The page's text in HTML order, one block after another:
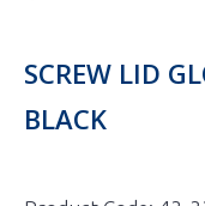
SCREW LID
BLACK